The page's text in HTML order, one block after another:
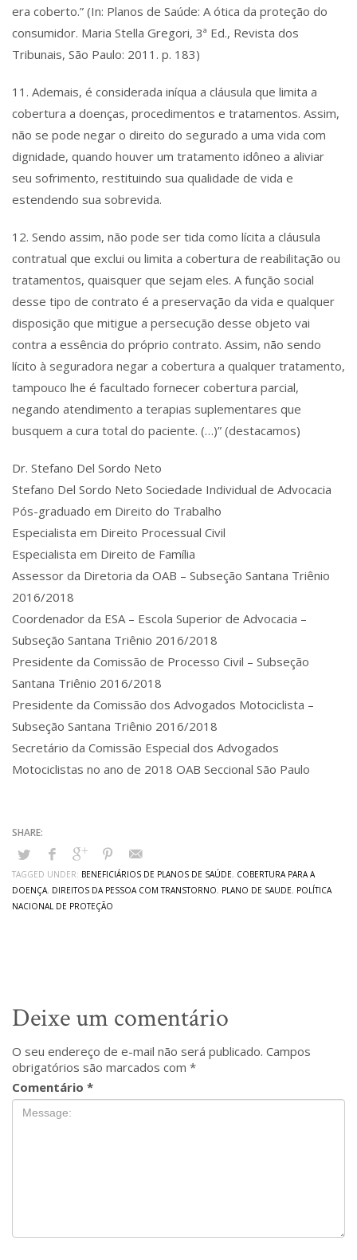
era coberto.” (In: Planos de Saúde: A ótica da proteção do
consumidor. Maria Stella Gregori, 3ª Ed., Revista dos
Tribunais, São Paulo: 2011. p. 183)
11. Ademais, é considerada iníqua a cláusula que limita a
cobertura a doenças, procedimentos e tratamentos. Assim,
não se pode negar o direito do segurado a uma vida com
dignidade, quando houver um tratamento idôneo a aliviar
seu sofrimento, restituindo sua qualidade de vida e
estendendo sua sobrevida.
12. Sendo assim, não pode ser tida como lícita a cláusula
contratual que exclui ou limita a cobertura de reabilitação ou
tratamentos, quaisquer que sejam eles. A função social
desse tipo de contrato é a preservação da vida e qualquer
disposição que mitigue a persecução desse objeto vai
contra a essência do próprio contrato. Assim, não sendo
lícito à seguradora negar a cobertura a qualquer tratamento,
tampouco lhe é facultado fornecer cobertura parcial,
negando atendimento a terapias suplementares que
busquem a cura total do paciente. (…)” (destacamos)
Dr. Stefano Del Sordo Neto
Stefano Del Sordo Neto Sociedade Individual de Advocacia
Pós-graduado em Direito do Trabalho
Especialista em Direito Processual Civil
Especialista em Direito de Família
Assessor da Diretoria da OAB – Subseção Santana Triênio
2016/2018
Coordenador da ESA – Escola Superior de Advocacia –
Subseção Santana Triênio 2016/2018
Presidente da Comissão de Processo Civil – Subseção
Santana Triênio 2016/2018
Presidente da Comissão dos Advogados Motociclista –
Subseção Santana Triênio 2016/2018
Secretário da Comissão Especial dos Advogados
Motociclistas no ano de 2018 OAB Seccional São Paulo
TAGGED UNDER: BENEFICIÁRIOS DE PLANOS DE SAÚDE, COBERTURA PARA A
DOENÇA, DIREITOS DA PESSOA COM TRANSTORNO, PLANO DE SAUDE, POLÍTICA
NACIONAL DE PROTEÇÃO
Deixe um comentário
O seu endereço de e-mail não será publicado. Campos
obrigatórios são marcados com *
Comentário *